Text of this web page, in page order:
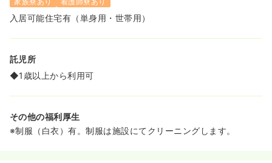
入居可能住宅有（単身用・世帯用）
託児所
◆1歳以上から利用可
その他の福利厚生
※制服（白衣）有。制服は施設にてクリーニングします。